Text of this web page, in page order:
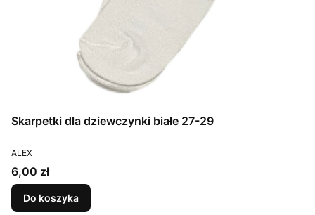
Skarpetki dla dziewczynki białe 27-29
PRODUCENT
ALEX
Cena
6,00 zł
Do koszyka